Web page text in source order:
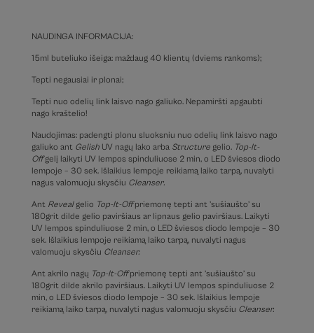
NAUDINGA INFORMACIJA:
15ml buteliuko išeiga: maždaug 40 klientų (dviems rankoms);
Tepti negausiai ir plonai;
Tepti nuo odelių link laisvo nago galiuko. Nepamiršti apgaubti
nago kraštelio!
Naudojimas: padengti plonu sluoksniu nuo odelių link laisvo nago
galiuko ant GelishUV nagų lako arba Structuregelio. Top-It-
Offgelį laikyti UV lempos spinduliuose 2 min, o LED šviesos diodo
lempoje – 30 sek. Išlaikius lempoje reikiamą laiko tarpą, nuvalyti
nagus valomuoju skysčiu Cleanser.
Ant Revealgelio Top-It-Offpriemonę tepti ant ’sušiaušto’ su
180grit dilde gelio paviršiaus ar lipnaus gelio paviršiaus. Laikyti
UV lempos spinduliuose 2 min, o LED šviesos diodo lempoje – 30
sek. Išlaikius lempoje reikiamą laiko tarpą, nuvalyti nagus
valomuoju skysčiu Cleanser.
Ant akrilo nagų Top-It-Offpriemonę tepti ant ’sušiaušto’ su
180grit dilde akrilo paviršiaus. Laikyti UV lempos spinduliuose 2
min, o LED šviesos diodo lempoje – 30 sek. Išlaikius lempoje
reikiamą laiko tarpą, nuvalyti nagus valomuoju skysčiu Cleanser.